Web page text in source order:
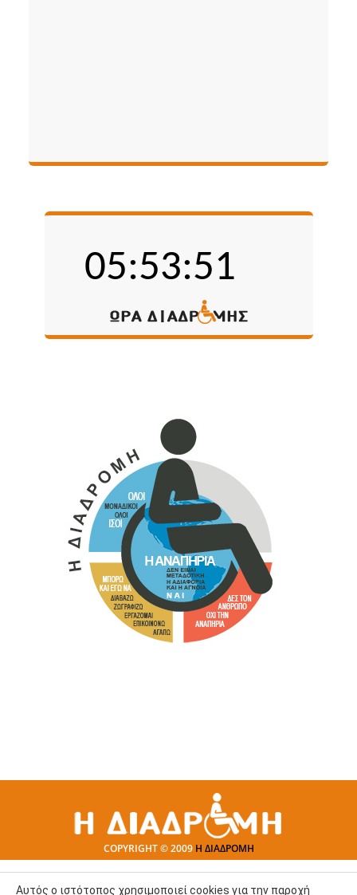
COPYRIGHT © 2009 Η ΔΙΑΔΡΟΜΗ
Αυτός ο ιστότοπος χρησιμοποιεί cookies για την παροχή